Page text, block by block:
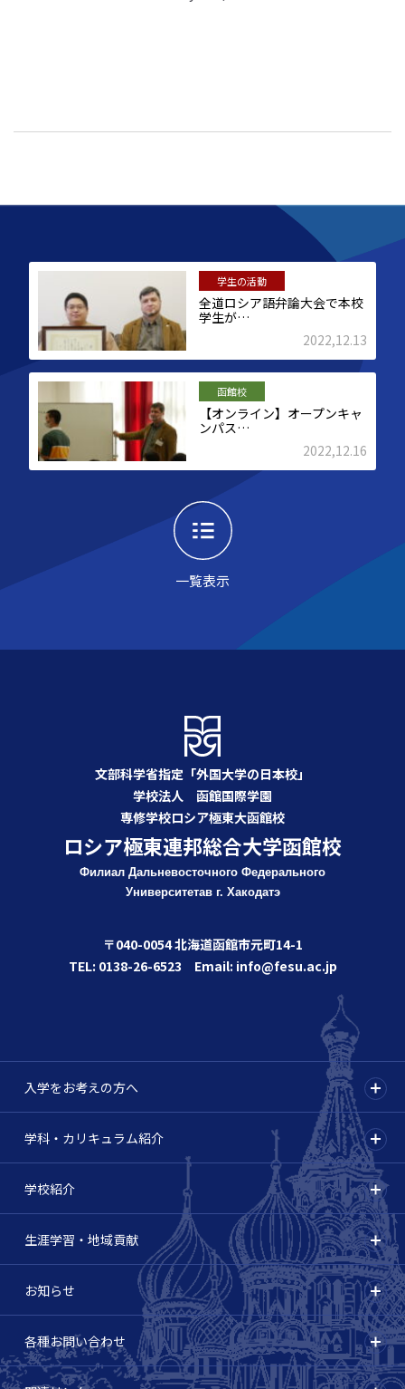
学生の活動
全道ロシア語弁論大会で本校
学生が…
2022,12.13
一覧表示
函館校
【オンライン】オープンキャ
ンパス…
2022,12.16
文部科学省指定「外国大学の日本校」
学校法人 函館国際学園
専修学校ロシア極東大函館校
ロシア極東連邦総合大学函館校
Филиал Дальневосточного Федерального
Университетав г. Хакодатэ
〒040-0054 北海道函館市元町14-1
TEL: 0138-26-6523 Email: info@fesu.ac.jp
入学をお考えの方へ
学科・カリキュラム紹介
学校紹介
生涯学習・地域貢献
お知らせ
各種お問い合わせ